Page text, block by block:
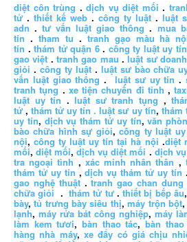
diệt côn trùng .dịch vụ diệt mối .
tử . thiết kế web . công ty luật . luật
adn .tư vấn luật giao thông . mua
tín . tham tu . tranh gạo màu hà
tín .thám tử quận 6. công ty luật uy tín
gao việt .tranh gao mau .luật sư
giỏi . công ty luật. luật sư bào chữa
vấn luật giao thông . luật sư uy tín .
tranh tụng . xe tiện chuyến đi tỉnh ,
luật uy tín .luật sư tranh tụng ,
tử ,thám tử uy tín . luật sư uy tín, thám
uy tín, dịch vụ thám tử uy tín,văn
bào chữa hình sự giỏi,công ty luật
nội,công ty luật uy tín tại hà nội .diệt
mối,diệt mối,dịch vụ diệt mối . dịch
tra ngoại tình , xác minh nhân thân ,
thám tử uy tín ,dịch vụ thám tử uy tín .
gao nghệ thuật.tranh gao chan dung
chữa giỏi .thám tử tư.thiết bị bếp âu
bày,tủ trưng bày siêu thị,máy trộn bột
lạnh, máy rửa bát công nghiệp, máy
làm kem tươi,bàn thao tác,bàn
hàng nhà máy, xe đẩy có giá chịu